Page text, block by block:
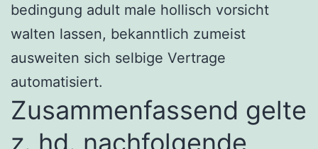
bedingung adult male hollisch vorsicht
walten lassen, bekanntlich zumeist
ausweiten sich selbige Vertrage
automatisiert.
Zusammenfassend gelte
z. hd. nachfolgende